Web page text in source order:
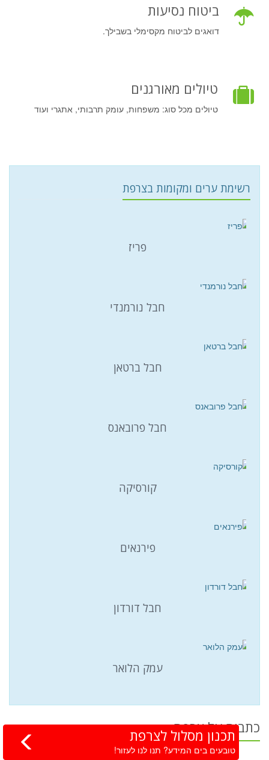
ביטוח נסיעות
דואגים לביטוח מקסימלי בשבילך.
טיולים מאורגנים
טיולים מכל סוג: משפחות, עומק תרבותי, אתגרי ועוד
רשימת ערים ומקומות בצרפת
פריז
חבל נורמנדי
חבל ברטאן
חבל פרובאנס
קורסיקה
פירנאים
חבל דורדון
עמק הלואר
כתבות על צרפת
תכנון מסלול לצרפת
טובעים בים המידע? תנו לנו לעזור!